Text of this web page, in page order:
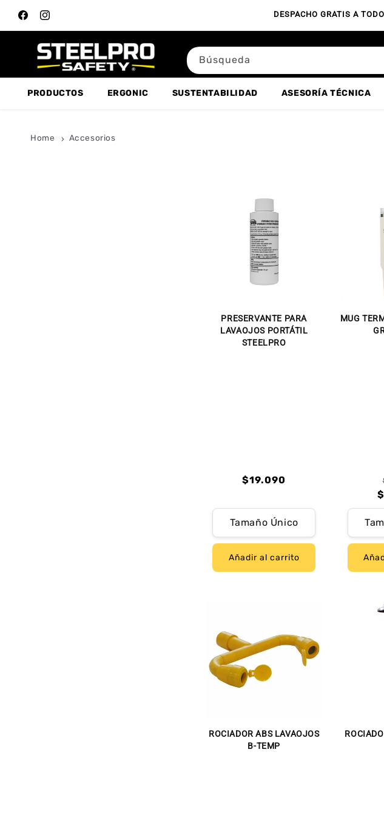
Ir directamente
al contenido
FacebookInstagram
DESPACHO GRATIS A
PRODUCTOS ERGONIC SUSTENTABILIDAD ASESORÍA TÉCNICA
Búsqueda
Home Accesorios
PRESERVANTE PARA
LAVAOJOS PORTÁTIL
STEELPRO
Precio
$19.090
habitual
oferta
Tamaño Único
Añadir al carrito
MUG
ROCIADOR ABS LAVAOJOS
B-TEMP